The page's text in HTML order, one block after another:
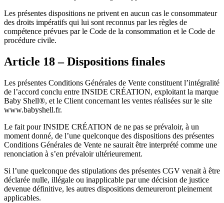
Les présentes dispositions ne privent en aucun cas le consommateur
des droits impératifs qui lui sont reconnus par les règles de
compétence prévues par le Code de la consommation et le Code de
procédure civile.
Article 18 – Dispositions finales
Les présentes Conditions Générales de Vente constituent l’intégralité
de l’accord conclu entre INSIDE CRÉATION, exploitant la marque
Baby Shell®, et le Client concernant les ventes réalisées sur le site
www.babyshell.fr.
Le fait pour INSIDE CRÉATION de ne pas se prévaloir, à un
moment donné, de l’une quelconque des dispositions des présentes
Conditions Générales de Vente ne saurait être interprété comme une
renonciation à s’en prévaloir ultérieurement.
Si l’une quelconque des stipulations des présentes CGV venait à être
déclarée nulle, illégale ou inapplicable par une décision de justice
devenue définitive, les autres dispositions demeureront pleinement
applicables.